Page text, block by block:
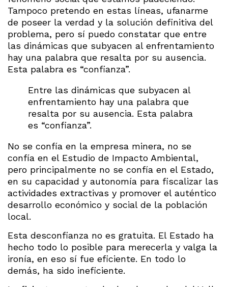
Tampoco pretendo en estas líneas, ufanarme
de poseer la verdad y la solución definitiva del
problema, pero sí puedo constatar que entre
las dinámicas que subyacen al enfrentamiento
hay una palabra que resalta por su ausencia.
Esta palabra es “confianza”.
Entre las dinámicas que subyacen al
enfrentamiento hay una palabra que
resalta por su ausencia. Esta palabra
es “confianza”.
No se confía en la empresa minera, no se
confía en el Estudio de Impacto Ambiental,
pero principalmente no se confía en el Estado,
en su capacidad y autonomía para fiscalizar las
actividades extractivas y promover el auténtico
desarrollo económico y social de la población
local.
Esta desconfianza no es gratuita. El Estado ha
hecho todo lo posible para merecerla y valga la
ironía, en eso sí fue eficiente. En todo lo
demás, ha sido ineficiente.